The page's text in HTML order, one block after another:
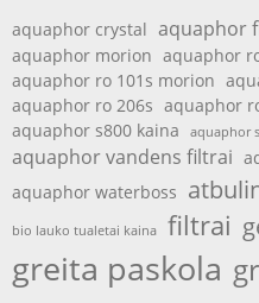
aquaphor crystal aquaphor
aquaphor morion aquaphor
aquaphor ro 101s morion
aquaphor ro 206s aquaphor
aquaphor s800 kaina
aquaphor
aquaphor vandens filtrai
aquaphor waterboss
bio lauko tualetai kaina filtrai
greita paskola